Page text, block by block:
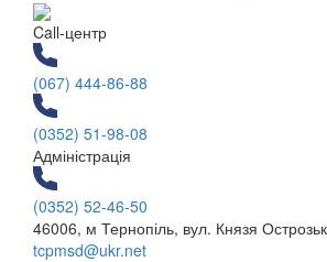
Call-центр
(067) 444-86-88
(0352) 51-98-08
Адміністрація
(0352) 52-46-50
46006, м Тернопіль, вул. Князя
tcpmsd@ukr.net